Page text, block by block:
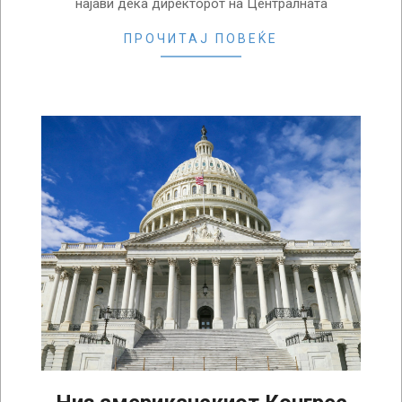
најави дека директорот на Централната
ПРОЧИТАЈ ПОВЕЌЕ